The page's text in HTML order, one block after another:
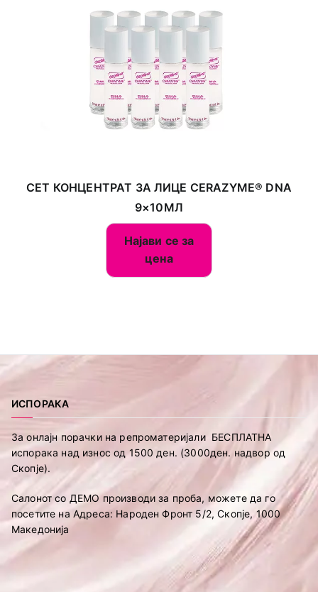
СЕТ КОНЦЕНТРАТ ЗА ЛИЦЕ CERAZYME® DNA
9×10МЛ
Најави се за
цена
ИСПОРАКА
За онлајн порачки на репроматеријали БЕСПЛАТНА
испорака над износ од 1500 ден. (3000ден. надвор од
Скопје).
Салонот со ДЕМО производи за проба, можете да го
посетите на Адреса: Народен Фронт 5/2, Скопје, 1000
Македонија